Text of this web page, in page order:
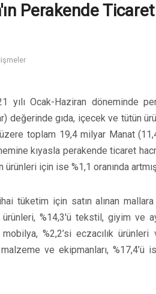
Perakende Ticaret
Ocak-Haziran döneminde
değerinde gıda, içecek ve tütün
toplam 19,4 milyar Manat
kıyasla perakende ticaret
ürünleri için ise %1,1 oranında
tüketim için satın alınan
%14,3'ü tekstil, giyim ve
%2,2’si eczacılık ürünleri
ve ekipmanları, %17,4’ü